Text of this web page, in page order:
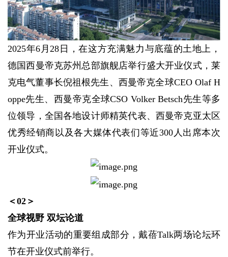
2025年6月28日，在这方充满魅力与底蕴的土地上，
德国西曼帝克苏州总部旗舰店举行盛大开业仪式，莱
克电气董事长倪祖根先生、西曼帝克全球CEO Olaf H
oppe先生、西曼帝克全球CSO Volker Betsch先生等多
位领导，全国各地设计师精英代表、西曼帝克亚太区
优秀经销商以及各大媒体代表们等近300人出席本次
开业仪式。
＜02＞
全球视野 双坛论道
作为开业活动的重要组成部分，戴蓓Talk两场论坛环
节在开业仪式前举行。